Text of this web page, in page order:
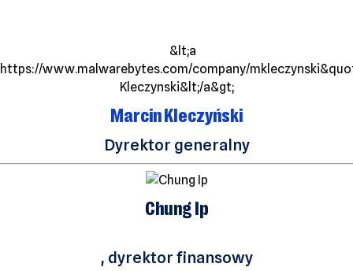
Marcin Kleczyński
Dyrektor generalny
Chung Ip
, dyrektor finansowy